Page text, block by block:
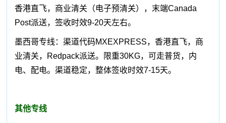
香港直飞，商业清关（电子预清关），末端Canada
Post派送，签收时效9-20天左右。
墨西哥专线：渠道代码MXEXPRESS，香港直飞，商
业清关，Redpack派送。限重30KG，可走普货，内
电、配电。渠道稳定，整体签收时效7-15天。
其他专线